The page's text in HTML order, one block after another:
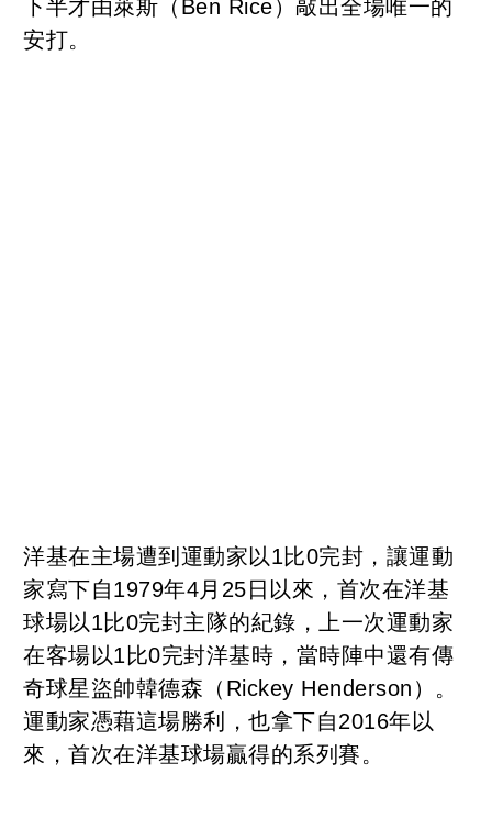
下半才由萊斯（Ben Rice）敲出全場唯一的
安打。
洋基在主場遭到運動家以1比0完封，讓運動
家寫下自1979年4月25日以來，首次在洋基
球場以1比0完封主隊的紀錄，上一次運動家
在客場以1比0完封洋基時，當時陣中還有傳
奇球星盜帥韓德森（Rickey Henderson）。
運動家憑藉這場勝利，也拿下自2016年以
來，首次在洋基球場贏得的系列賽。